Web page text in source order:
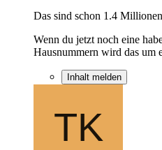
Das sind schon 1.4
Wenn du jetzt noch eine
Hausnummern wird das um
Inhalt melden